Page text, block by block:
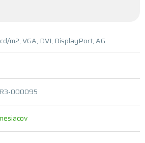
m2, VGA, DVI, DisplayPort, AG
000095